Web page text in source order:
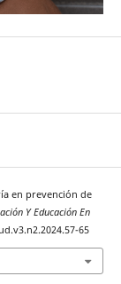
en prevención de
Y Educación En
65